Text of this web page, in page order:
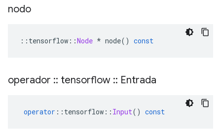
nodo
:: tensorflow ::Node * node() const
operador :: tensorflow :: Entrada
operator :: tensorflow :: Input() const